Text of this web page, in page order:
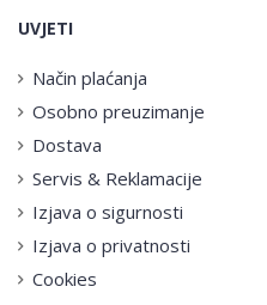
UVJETI
Način plaćanja
Osobno preuzimanje
Dostava
Servis & Reklamacije
Izjava o sigurnosti
Izjava o privatnosti
Cookies